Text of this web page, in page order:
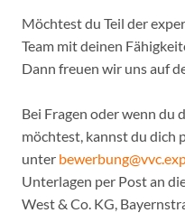
Möchtest du Teil der
Team mit deinen
Dann freuen wir uns auf
Bei Fragen oder wenn du
möchtest, kannst du dich
unter
Unterlagen per Post an
West & Co. KG,